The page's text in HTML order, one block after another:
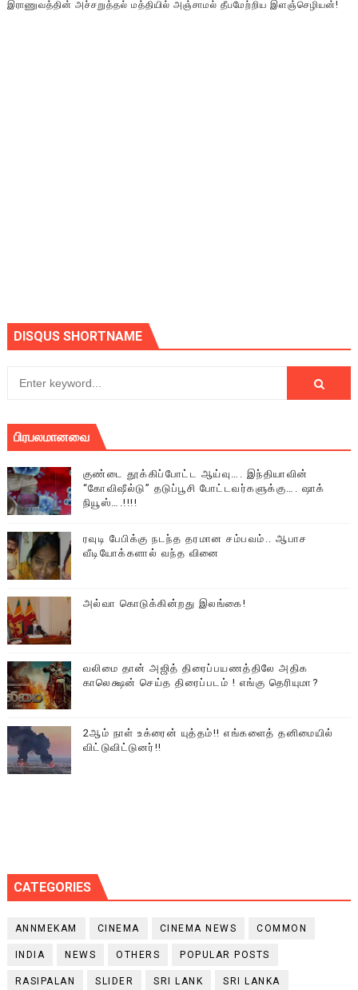
இராணுவத்தின் அச்சறுத்தல் மத்தியில் அஞ்சாமல் தீபமேற்றிய இளஞ்செழியன்!
DISQUS SHORTNAME
பிரபலமானவை
குண்டை தூக்கிப்போட்ட ஆய்வு…. இந்தியாவின்
“கோவிஷீல்டு” தடுப்பூசி போட்டவர்களுக்கு…. ஷாக்
நியூஸ்….!!!!
ரவுடி பேபிக்கு நடந்த தரமான சம்பவம்.. ஆபாச
வீடியோக்களால் வந்த வினை
அல்வா கொடுக்கின்றது இலங்கை!
வலிமை தான் அஜித் திரைப்பயணத்திலே அதிக
காலெக்ஷன் செய்த திரைப்படம் ! எங்கு தெரியுமா?
2ஆம் நாள் உக்ரைன் யுத்தம்!! எங்களைத் தனிமையில்
விட்டுவிட்டுனர்!!
CATEGORIES
ANNMEKAM CINEMA CINEMA NEWS COMMON
INDIA NEWS OTHERS POPULAR POSTS
RASIPALAN SLIDER SRI LANK SRI LANKA